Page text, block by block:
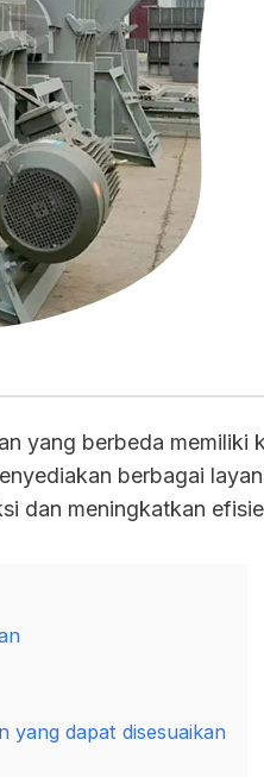
yang berbeda
berbagai
dan meningkatkan
yang dapat disesuaikan